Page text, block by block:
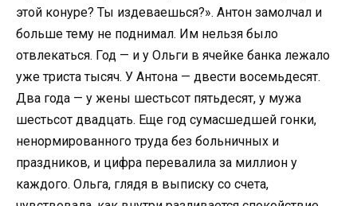
этой конуре? Ты издеваешься?». Антон замолчал и
больше тему не поднимал. Им нельзя было
отвлекаться. Год — и у Ольги в ячейке банка лежало
уже триста тысяч. У Антона — двести восемьдесят.
Два года — у жены шестьсот пятьдесят, у мужа
шестьсот двадцать. Еще год сумасшедшей гонки,
ненормированного труда без больничных и
праздников, и цифра перевалила за миллион у
каждого. Ольга, глядя в выписку со счета,